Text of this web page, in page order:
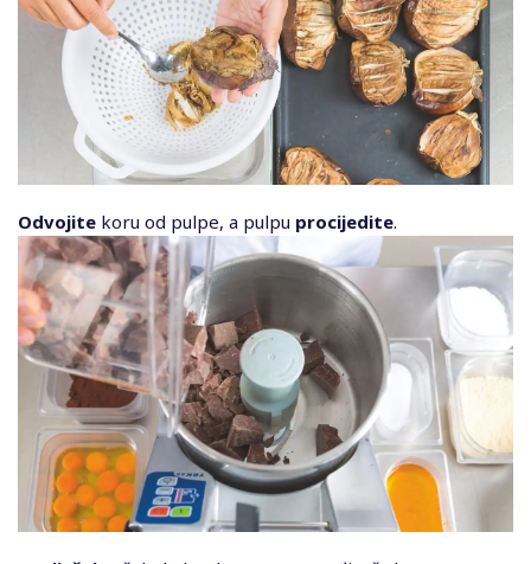
Odvojite koru od pulpe, a pulpu procijedite.